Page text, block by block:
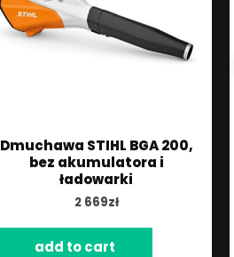
Dmuchawa STIHL BGA 200,
bez akumulatora i
ładowarki
2 669zł
add to cart